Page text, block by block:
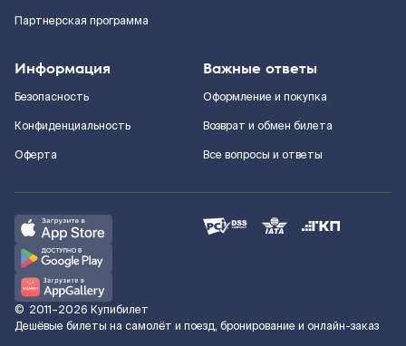
Партнерская программа
Информация
Безопасность
Конфиденциальность
Оферта
Важные ответы
Оформление и покупка
Возврат и обмен билета
Все вопросы и ответы
© 2011–2026 Купибилет
Дешёвые билеты на самолёт и поезд, бронирование и онлайн-заказ